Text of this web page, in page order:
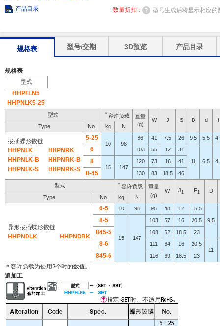
产品目录
数量折扣： 型号生成后将显示相应的
规格表 型号/交期 3D预览 产品目录
规格表
型式
HHPFLN5
HHPNLK5-25
型式 ＊ 容许负载
重量
(g)
W J S D d
h
Type
No. kg N
拔插蝶形铰链
HHPNLK
HHPNLK-B
HHPNLK-S
HHPNRK
HHPNRK-B
HHPNRK-S
5-25
10 98
86 41 7.5 26 9.5 5.5
6 103 55 12
31
11
6.5
8
15 147
120 73 16 41
8-45 130 83 18.5 46
型式 ＊ 容许负载
重量
(g)
W J1 F1
D
Type
No. kg N
异形拔插蝶形铰链
HHPNDLK
HHPNDRK
6-5 10 98 95 48 12
15.5
9.5
8-5
15 147
103 57 16 20.5
845-5 108 62 18.5 23
8-6 111 64 16
20.5
11
845-6 116 69 18.5 23
＊容许负载为使用2个时的数值。
追加工